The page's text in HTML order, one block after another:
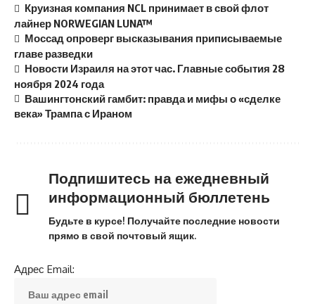
Круизная компания NCL принимает в свой флот
лайнер NORWEGIAN LUNA™
Моссад опроверг высказывания приписываемые
главе разведки
Новости Израиля на этот час. Главные события 28
ноября 2024 года
Вашингтонский гамбит: правда и мифы о «сделке
века» Трампа с Ираном
Подпишитесь на ежедневный
информационный бюллетень
Будьте в курсе! Получайте последние новости
прямо в свой почтовый ящик.
Адрес Email: